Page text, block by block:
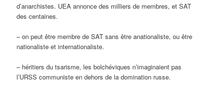
d’anarchistes. UEA annonce des milliers de membres, et SAT
des centaines.
– on peut être membre de SAT sans être anationaliste, ou être
nationaliste et internationaliste.
– héritiers du tsarisme, les bolchéviques n’imaginaient pas
l’URSS communiste en dehors de la domination russe.